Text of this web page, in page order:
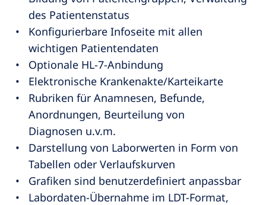
des Patientenstatus
Konfigurierbare Infoseite mit allen
wichtigen Patientendaten
Optionale HL-7-Anbindung
Elektronische Krankenakte/Karteikarte
Rubriken für Anamnesen, Befunde,
Anordnungen, Beurteilung von
Diagnosen u.v.m.
Darstellung von Laborwerten in Form von
Tabellen oder Verlaufskurven
Grafiken sind benutzerdefiniert anpassbar
Labordaten-Übernahme im LDT-Format,